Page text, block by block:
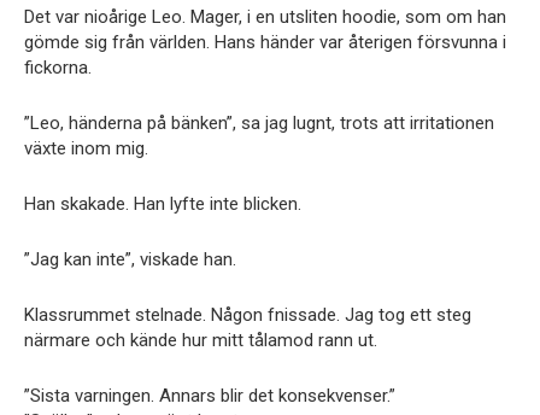
Det var nioårige Leo. Mager, i en utsliten hoodie, som om han
gömde sig från världen. Hans händer var återigen försvunna i
fickorna.
”Leo, händerna på bänken”, sa jag lugnt, trots att irritationen
växte inom mig.
Han skakade. Han lyfte inte blicken.
”Jag kan inte”, viskade han.
Klassrummet stelnade. Någon fnissade. Jag tog ett steg
närmare och kände hur mitt tålamod rann ut.
”Sista varningen. Annars blir det konsekvenser.”